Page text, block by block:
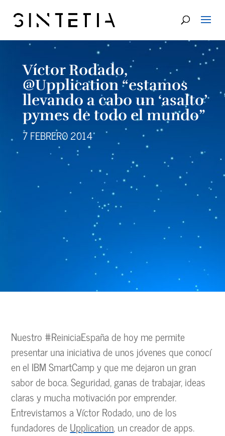
Víctor Rodado,
@Upplication “estamos
llevando a cabo un ‘asalto’
pymes de todo el mundo”
7 FEBRERO 2014
Nuestro #ReiniciaEspaña de hoy me permite
presentar una iniciativa de unos jóvenes que conocí
en el IBM SmartCamp y que me dejaron un gran
sabor de boca. Seguridad, ganas de trabajar, ideas
claras y mucha motivación por emprender.
Entrevistamos a Víctor Rodado, uno de los
fundadores deUpplication, un creador de apps.